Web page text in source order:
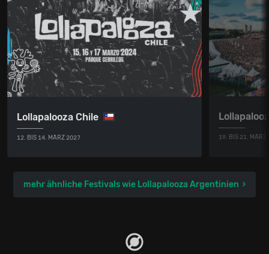
Lollapalooza Chile
12. BIS 14. MÄRZ 2027 19. BIS 21. MÄRZ
mehr ähnliche Festivals wie Lollapalooza Argentinien